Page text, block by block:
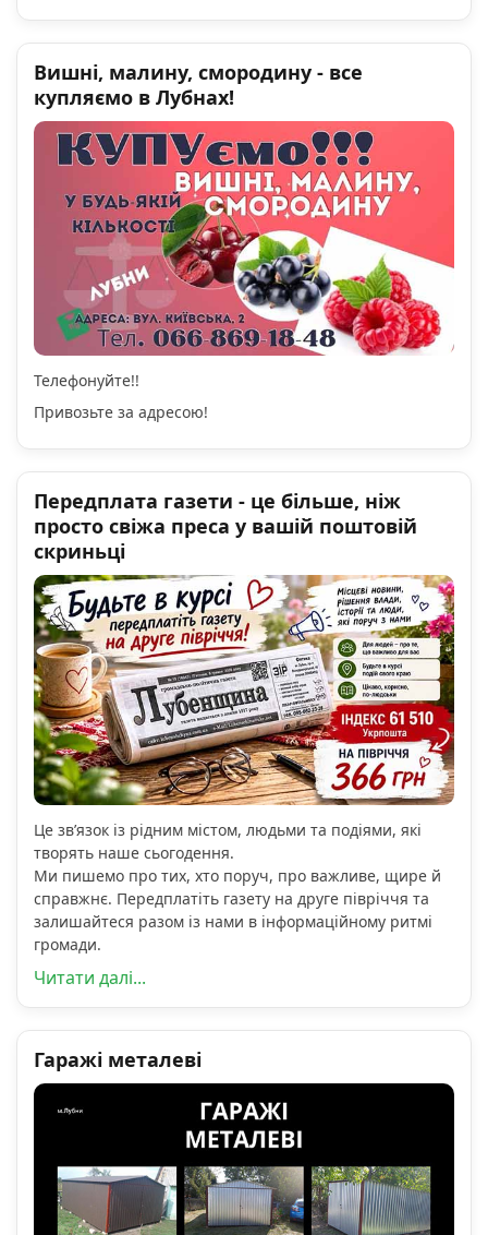
Вишні, малину, смородину - все
купляємо в Лубнах!
Телефонуйте!!
Привозьте за адресою!
Передплата газети - це більше, ніж
просто свіжа преса у вашій поштовій
скриньці
Це зв’язок із рідним містом, людьми та подіями, які
творять наше сьогодення.
Ми пишемо про тих, хто поруч, про важливе, щире й
справжнє. Передплатіть газету на друге півріччя та
залишайтеся разом із нами в інформаційному ритмі
громади.
Читати далі...
Гаражі металеві